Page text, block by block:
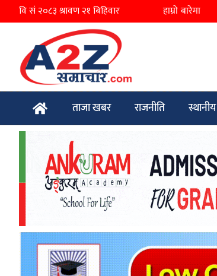
हाम्रो बारेमा
ताजा खबर राजनीति स्थानीय